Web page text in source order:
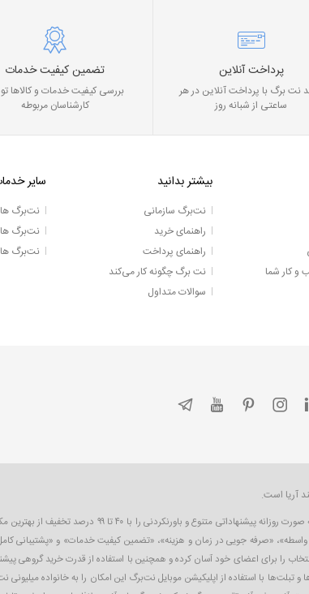
پرداخت آنلاین
نت برگ با پرداخت آنلاین در هر
ساعتی از شبانه روز
تضمین کیفیت خدمات
بررسی کیفیت خدمات و کالاها
کارشناسان مربوطه
و کار شما
بیشتر بدانید
نت‌برگ سازمانی
راهنمای خرید
راهنمای پرداخت
نت برگ چگونه کار می‌کند
سوالات متداول
سایر
نت‌برگ
نت‌برگ
نت‌برگ
آریا است.
نت‌برگ اولین و بزرگترین سایت تخفیف گروهی
«صرفه جویی در زمان و هزینه»، «تضمین کیفیت خدمات» و «پشتیبانی
را برای اعضای خود آسان کرده و همچنین با استفاده از قدرت خرید
با استفاده از اپلیکیشن موبایل نت‌برگ این امکان را به خانواده